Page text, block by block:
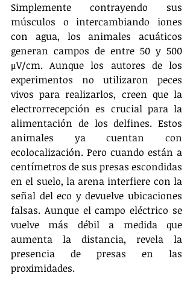
Simplemente contrayendo sus
músculos o intercambiando iones
con agua, los animales acuáticos
generan campos de entre 50 y 500
μV/cm. Aunque los autores de los
experimentos no utilizaron peces
vivos para realizarlos, creen que la
electrorrecepción es crucial para la
alimentación de los delfines. Estos
animales ya cuentan con
ecolocalización. Pero cuando están a
centímetros de sus presas escondidas
en el suelo, la arena interfiere con la
señal del eco y devuelve ubicaciones
falsas. Aunque el campo eléctrico se
vuelve más débil a medida que
aumenta la distancia, revela la
presencia de presas en las
proximidades.